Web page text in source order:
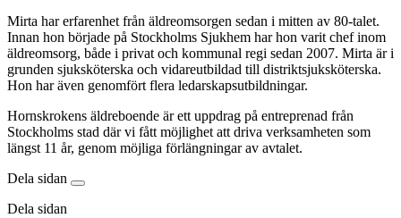
Mirta har erfarenhet från äldreomsorgen sedan i mitten av 80-talet.
Innan hon började på Stockholms Sjukhem har hon varit chef inom
äldreomsorg, både i privat och kommunal regi sedan 2007. Mirta är i
grunden sjuksköterska och vidareutbildad till distriktsjuksköterska.
Hon har även genomfört flera ledarskapsutbildningar.
Hornskrokens äldreboende är ett uppdrag på entreprenad från
Stockholms stad där vi fått möjlighet att driva verksamheten som
längst 11 år, genom möjliga förlängningar av avtalet.
Dela sidan
Dela sidan